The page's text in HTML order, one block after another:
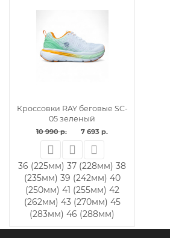
Кроссовки RAY беговые SC-
05 зеленый
10 990 р. 7 693 р.
36 (225мм) 37 (228мм) 38
(235мм) 39 (242мм) 40
(250мм) 41 (255мм) 42
(262мм) 43 (270мм) 45
(283мм) 46 (288мм)